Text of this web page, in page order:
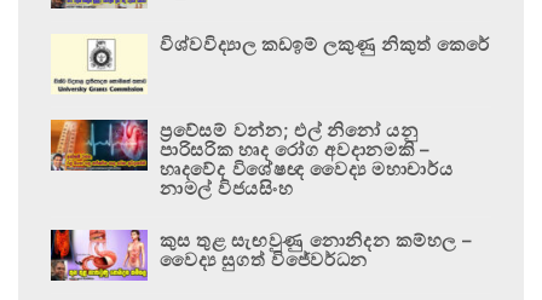
විශ්වවිද්‍යාල කඩඉම් ලකුණු නිකුත් කෙරේ
ප්‍රවේසම් වන්න; එල් නිනෝ යනු
පාරිසරික හෘද රෝග අවදානමකි –
හෘදවේද විශේෂඥ වෛද්‍ය මහාචාර්ය
නාමල් විජයසිංහ
කුස තුළ සැඟවුණු නොනිදන කම්හල –
වෛද්‍ය සුගත් විජේවර්ධන